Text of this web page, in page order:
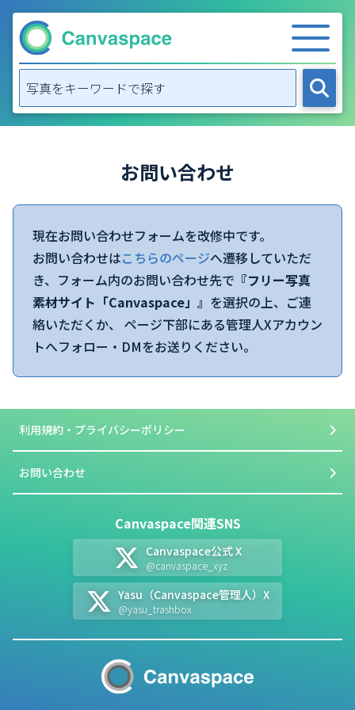
お問い合わせ
現在お問い合わせフォームを改修中です。
お問い合わせはこちらのページへ遷移していただ
き、フォーム内のお問い合わせ先で 『フリー写真
素材サイト「Canvaspace」』 を選択の上、ご連
絡いただくか、 ページ下部にある管理人Xアカウン
トへフォロー・DMをお送りください。
利用規約・プライバシーポリシー
お問い合わせ
Canvaspace関連SNS
Canvaspace公式 X
@canvaspace_xyz
Yasu（Canvaspace管理人）X
@yasu_trashbox